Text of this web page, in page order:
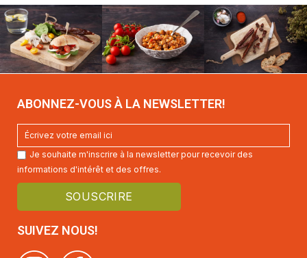
ABONNEZ-VOUS À LA NEWSLETTER!
Je souhaite m'inscrire à la newsletter pour recevoir des
informations d'intérêt et des offres.
SUIVEZ NOUS!